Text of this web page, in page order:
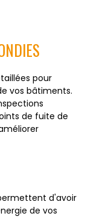
pour
vos bâtiments.
de fuite de
d'avoir
de vos